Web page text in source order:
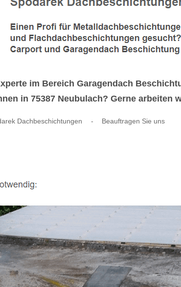
im Bereich Garagendach
in 75387 Neubulach? Gerne arbeiten
Dachbeschichtungen - Beauftragen Sie uns